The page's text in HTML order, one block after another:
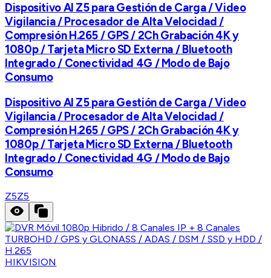
Dispositivo AI Z5 para Gestión de Carga / Video
Vigilancia / Procesador de Alta Velocidad /
Compresión H.265 / GPS / 2Ch Grabación 4K y
1080p / Tarjeta Micro SD Externa / Bluetooth
Integrado / Conectividad 4G / Modo de Bajo
Consumo
Dispositivo AI Z5 para Gestión de Carga / Video
Vigilancia / Procesador de Alta Velocidad /
Compresión H.265 / GPS / 2Ch Grabación 4K y
1080p / Tarjeta Micro SD Externa / Bluetooth
Integrado / Conectividad 4G / Modo de Bajo
Consumo
Z5Z5
HIKVISION